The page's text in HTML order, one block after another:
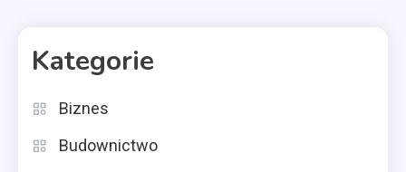
Kategorie
Biznes
Budownictwo